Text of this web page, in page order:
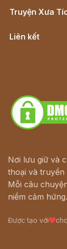
Truyện Xưa
Liên kết
Nơi lưu giữ và
thoại và truyền
Mỗi câu
niềm cảm hứng.
Được tạo với